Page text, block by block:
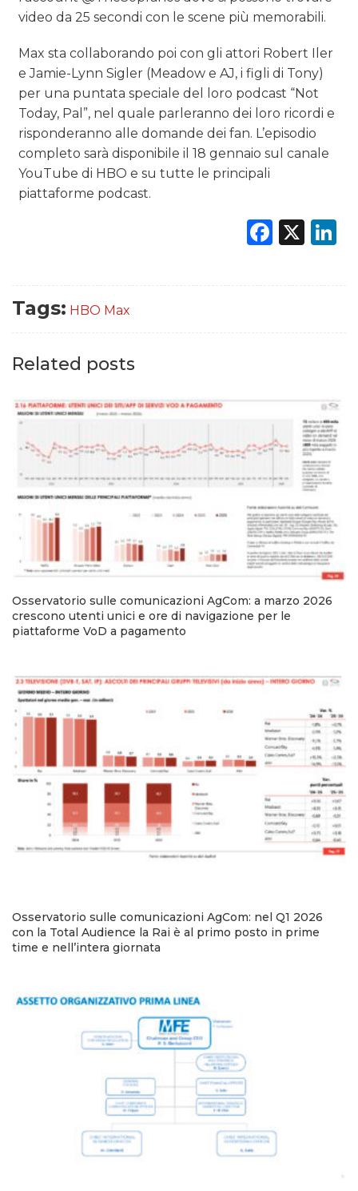
video da 25 secondi con le scene più memorabili.
Max sta collaborando poi con gli attori Robert Iler
e Jamie-Lynn Sigler (Meadow e AJ, i figli di Tony)
per una puntata speciale del loro podcast “Not
Today, Pal”, nel quale parleranno dei loro ricordi e
risponderanno alle domande dei fan. L’episodio
completo sarà disponibile il 18 gennaio sul canale
YouTube di HBO e su tutte le principali
piattaforme podcast.
X
Tags: HBO Max
Related posts
Osservatorio sulle comunicazioni AgCom: a marzo 2026
crescono utenti unici e ore di navigazione per le
piattaforme VoD a pagamento
Osservatorio sulle comunicazioni AgCom: nel Q1 2026
con la Total Audience la Rai è al primo posto in prime
time e nell’intera giornata